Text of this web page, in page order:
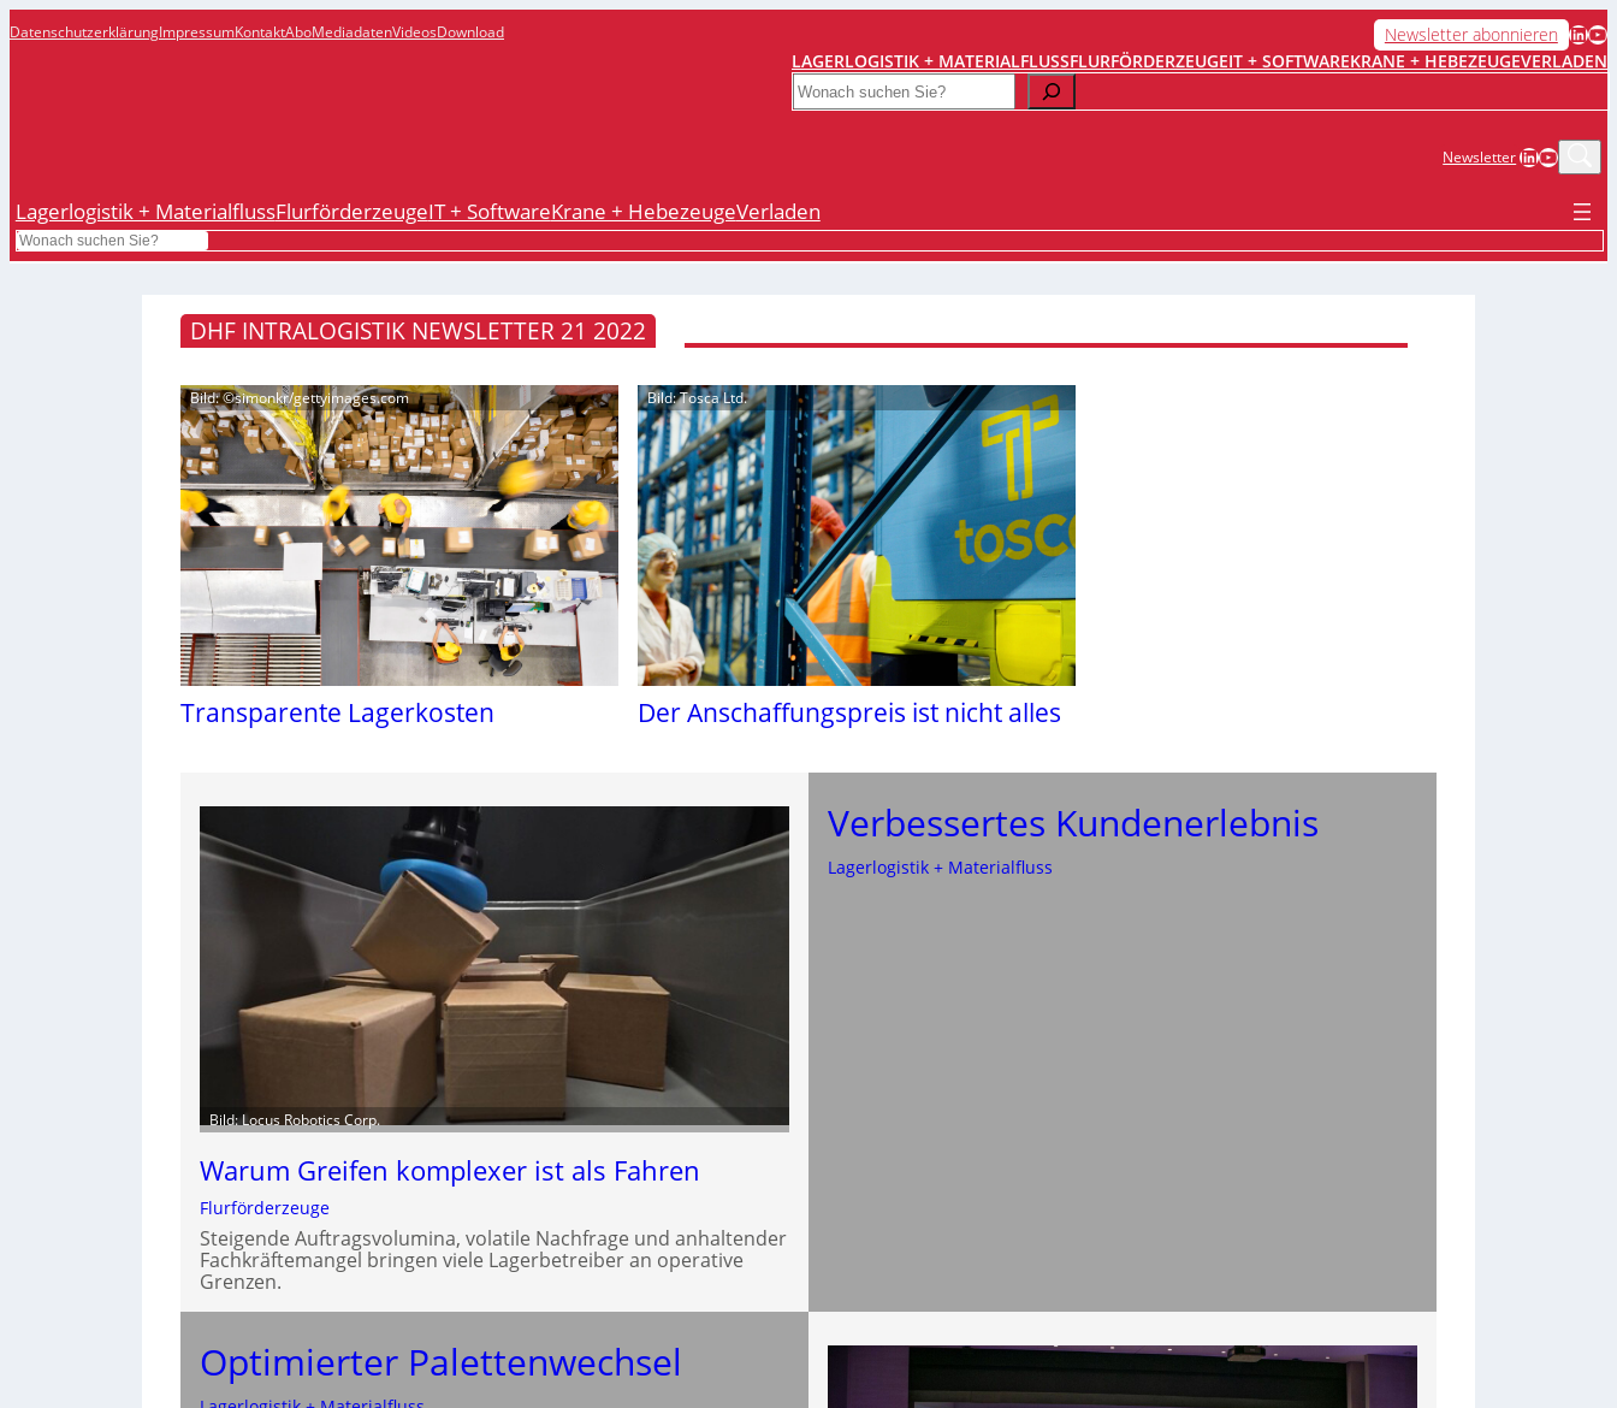
DatenschutzerklärungImpressumKontaktAboMediadatenVideosDownload Newsletter abonnieren LinkedIn YouTube
LAGERLOGISTIK + MATERIALFLUSSFLURFÖRDERZEUGEIT + SOFTWAREKRANE + HEBEZEUGEVERLADEN
Search
NewsletterLinkedIn
Lagerlogistik + MaterialflussFlurförderzeugeIT + SoftwareKrane + HebezeugeVerladen
Search
DHF INTRALOGISTIK NEWSLETTER 21 2022
Bild: ©simonkr/gettyimages.com
Transparente Lagerkosten
Bild: Tosca Ltd.
Der Anschaffungspreis ist nicht alles
Bild: Locus Robotics Corp.
Warum Greifen komplexer ist als Fahren
Flurförderzeuge
Steigende Auftragsvolumina, volatile Nachfrage und anhaltender
Fachkräftemangel bringen viele Lagerbetreiber an operative
Grenzen.
Verbessertes Kundenerlebnis
Lagerlogistik + Materialfluss
Optimierter Palettenwechsel